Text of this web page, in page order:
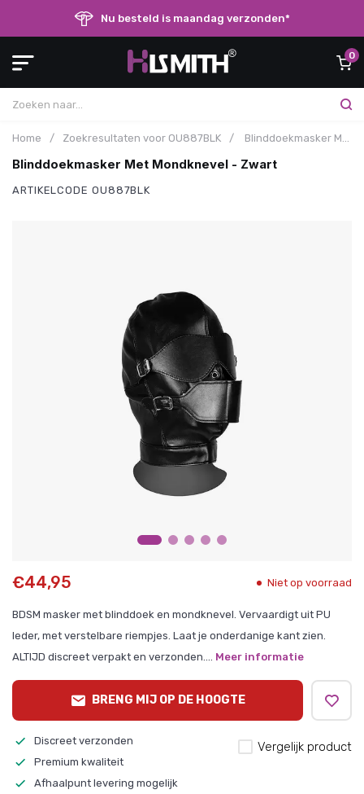
Nu besteld is maandag verzonden*
0
Home / Zoekresultaten voor OU887BLK / Blinddoekmasker Met Mondknevel - Zwart
Blinddoekmasker Met Mondknevel - Zwart
ARTIKELCODE OU887BLK
€44,95 Niet op voorraad
BDSM masker met blinddoek en mondknevel. Vervaardigt uit PU
leder, met verstelbare riempjes. Laat je onderdanige kant zien.
ALTIJD discreet verpakt en verzonden.... Meer informatie
BRENG MIJ OP DE HOOGTE
Discreet verzonden
Premium kwaliteit
Afhaalpunt levering mogelijk
Vergelijk product